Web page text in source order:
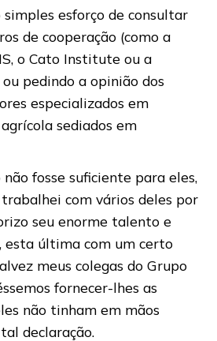
simples esforço de consultar
de cooperação (como a
o Cato Institute ou a
pedindo a opinião dos
especializados em
sediados em
fosse suficiente para eles,
com vários deles por
​​seu enorme talento e
esta última com um certo
meus colegas do Grupo
fornecer-lhes as
não tinham em mãos
declaração.